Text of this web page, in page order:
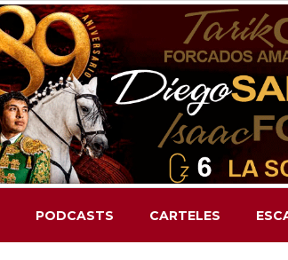
PODCASTS CARTELES